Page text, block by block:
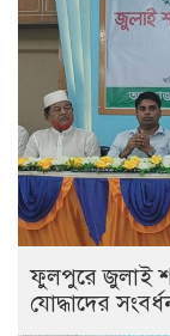
ফুলপুরে জুলাই
যোদ্ধাদের